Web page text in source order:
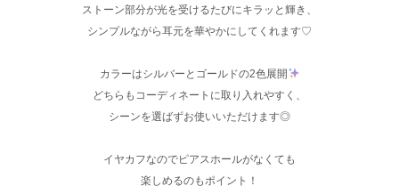
ストーン部分が光を受けるたびにキラッと輝き、
シンプルながら耳元を華やかにしてくれます♡
カラーはシルバーとゴールドの2色展開
どちらもコーディネートに取り入れやすく、
シーンを選ばずお使いいただけます◎
イヤカフなのでピアスホールがなくても
楽しめるのもポイント！